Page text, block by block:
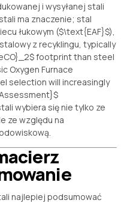
i wysyłanej stali
ma znaczenie; stal
łukowym ($\text{EAF}$),
z recyklingu,typically
footprint than steel
Oxygen Furnace
selection will increasingly
wybiera się nie tylko ze
ze względu na
najlepiej podsumować